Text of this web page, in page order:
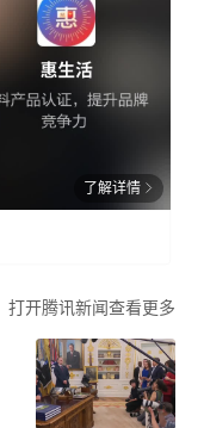
了解详情
打开腾讯新闻查看更多